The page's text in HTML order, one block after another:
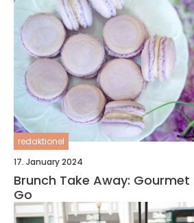
redaktionel
17. January 2024
Brunch Take Away:
Go